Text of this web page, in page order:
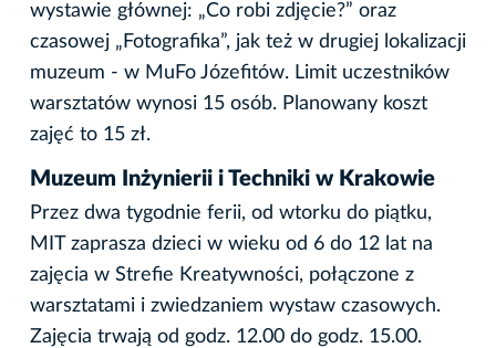
wystawie głównej: „Co robi zdjęcie?” oraz
czasowej „Fotografika”, jak też w drugiej lokalizacji
muzeum - w MuFo Józefitów. Limit uczestników
warsztatów wynosi 15 osób. Planowany koszt
zajęć to 15 zł.
Muzeum Inżynierii i Techniki w Krakowie
Przez dwa tygodnie ferii, od wtorku do piątku,
MIT zaprasza dzieci w wieku od 6 do 12 lat na
zajęcia w Strefie Kreatywności, połączone z
warsztatami i zwiedzaniem wystaw czasowych.
Zajęcia trwają od godz. 12.00 do godz. 15.00.